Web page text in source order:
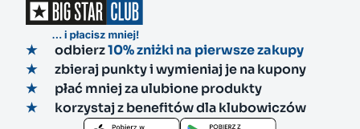
odbierz10% zniżki na pierwsze zakupy
zbieraj punkty i wymieniaj je na kupony
płać mniej za ulubione produkty
korzystaj z benefitów dla klubowiczów